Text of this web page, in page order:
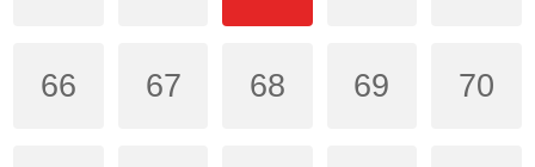
66 67 68 69 70